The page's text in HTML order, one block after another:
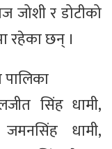
जोशी र डोटीको
रहेका छन् ।
सिंह धामी,
जमनसिंह धामी,